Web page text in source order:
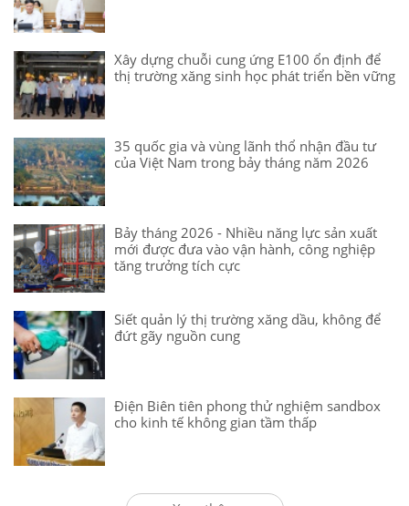
Xây dựng chuỗi cung ứng E100 ổn định để
thị trường xăng sinh học phát triển bền vững
35 quốc gia và vùng lãnh thổ nhận đầu tư
của Việt Nam trong bảy tháng năm 2026
Bảy tháng 2026 - Nhiều năng lực sản xuất
mới được đưa vào vận hành, công nghiệp
tăng trưởng tích cực
Siết quản lý thị trường xăng dầu, không để
đứt gãy nguồn cung
Điện Biên tiên phong thử nghiệm sandbox
cho kinh tế không gian tầm thấp